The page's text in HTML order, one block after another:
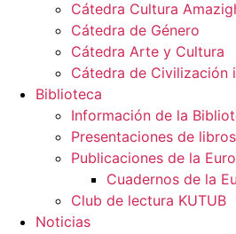
Cátedra Cultura
Cátedra de Género
Cátedra Arte y Cultura
Cátedra de Civilización
Biblioteca
Información de la
Presentaciones de libros
Publicaciones de la
Cuadernos de la
Club de lectura KUTUB
Noticias